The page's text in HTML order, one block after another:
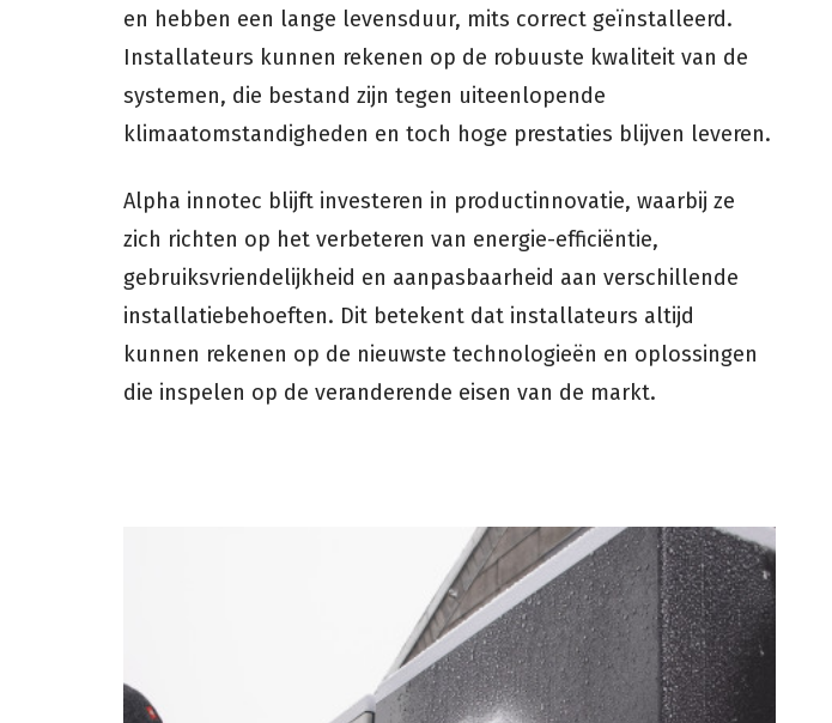
en hebben een lange levensduur, mits correct geïnstalleerd.
Installateurs kunnen rekenen op de robuuste kwaliteit van de
systemen, die bestand zijn tegen uiteenlopende
klimaatomstandigheden en toch hoge prestaties blijven leveren.
Alpha innotec blijft investeren in productinnovatie, waarbij ze
zich richten op het verbeteren van energie-efficiëntie,
gebruiksvriendelijkheid en aanpasbaarheid aan verschillende
installatiebehoeften. Dit betekent dat installateurs altijd
kunnen rekenen op de nieuwste technologieën en oplossingen
die inspelen op de veranderende eisen van de markt.